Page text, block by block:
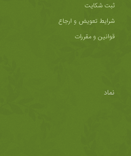
ثبت شکایت
شرایط تعویض و ارجاع
قوانین و مقررات
نماد